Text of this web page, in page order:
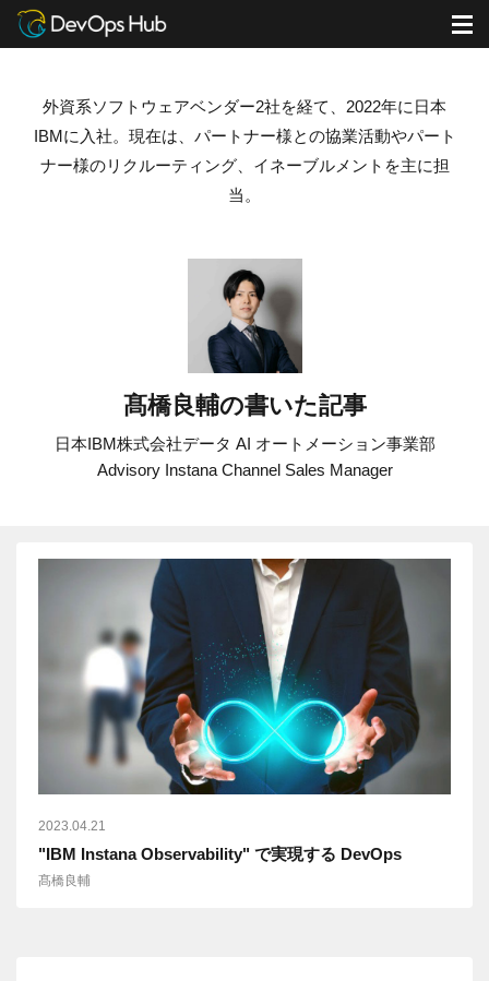
DevOps Hub ブログ 髙橋良輔の書いた記事
髙橋良輔の書いた記事
日本IBM株式会社データ AI オートメーション事業部
Advisory Instana Channel Sales Manager
外資系ソフトウェアベンダー2社を経て、 2022年に日本
IBMに入社。 現在は、パートナー様との協業活動やパート
ナー様のリクルーティング、イネーブルメントを主に担
当。
2023.04.21
"IBM Instana Observability" で実現する DevOps
髙橋良輔